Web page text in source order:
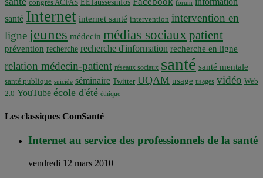
congrès ACFAS EEfaussesinfos forum
santé Internet internet santé intervention intervention en
ligne jeunes médecin médias sociaux patient
prévention recherche recherche d'information recherche en ligne
relation médecin-patient réseaux sociaux santé santé mentale
santé publique suicide séminaire Twitter UQAM usage usages vidéo Web
2.0 YouTube école d'été éthique
Les classiques ComSanté
Internet au service des professionnels de la santé
vendredi 12 mars 2010